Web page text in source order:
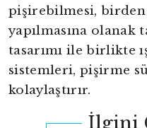
pişirebilmesi, birden
yapılmasına olanak
tasarımı ile birlikte
sistemleri, pişirme
kolaylaştırır.
İlgini